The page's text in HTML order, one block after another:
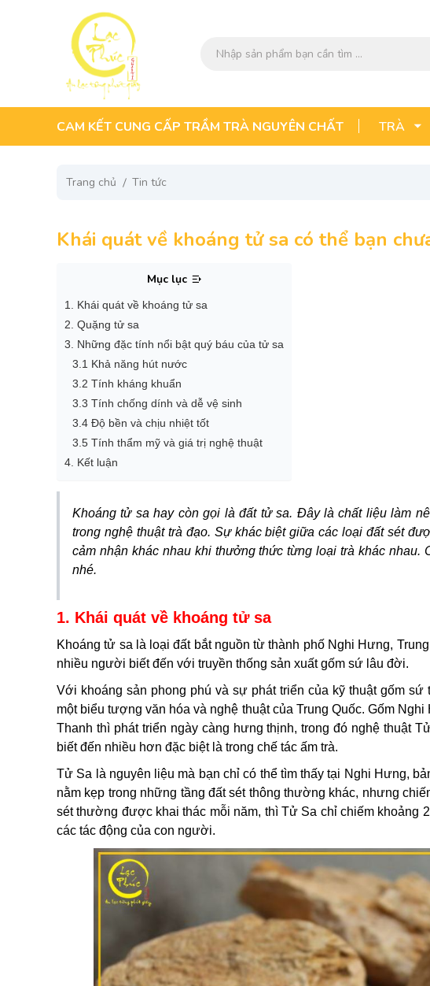
CAM KẾT CUNG CẤP TRẦM TRÀ NGUYÊN CHẤT TRÀ
Trang chủ Tin tức
Khái quát về khoáng tử sa có thể bạn
Mục lục
1. Khái quát về khoáng tử sa
2. Quặng tử sa
3. Những đặc tính nổi bật quý báu của tử sa
3.1 Khả năng hút nước
3.2 Tính kháng khuẩn
3.3 Tính chống dính và dễ vệ sinh
3.4 Độ bền và chịu nhiệt tốt
3.5 Tính thẩm mỹ và giá trị nghệ thuật
4. Kết luận
Khoáng tử sa hay còn gọi là đất tử sa. Đây là chất liệu làm
trong nghệ thuật trà đạo. Sự khác biệt giữa các loại đất sét
cảm nhận khác nhau khi thưởng thức từng loại trà khác
nhé.
1. Khái quát về khoáng tử sa
Khoáng tử sa là loại đất bắt nguồn từ thành phố Nghi Hưng,
nhiều người biết đến với truyền thống sản xuất gốm sứ lâu đời.
Với khoáng sản phong phú và sự phát triển của kỹ thuật gốm
một biểu tượng văn hóa và nghệ thuật của Trung Quốc. Gốm
Thanh thì phát triển ngày càng hưng thịnh, trong đó nghệ thuật
biết đến nhiều hơn đặc biệt là trong chế tác ấm trà.
Tử Sa là nguyên liệu mà bạn chỉ có thể tìm thấy tại Nghi Hưng,
nằm kẹp trong những tầng đất sét thông thường khác, nhưng
sét thường được khai thác mỗi năm, thì Tử Sa chỉ chiếm khoảng
các tác động của con người.